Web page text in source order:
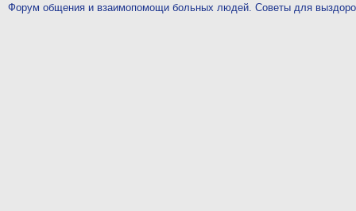
Форум общения и взаимопомощи больных людей. Советы для